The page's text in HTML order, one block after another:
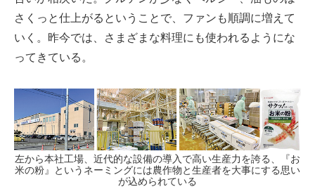
さくっと仕上がるということで、ファンも順調に増えて
いく。昨今では、さまざまな料理にも使われるようにな
ってきている。
左から本社工場、近代的な設備の導入で高い生産力を誇る、『お
米の粉』というネーミングには農作物と生産者を大事にする思い
が込められている